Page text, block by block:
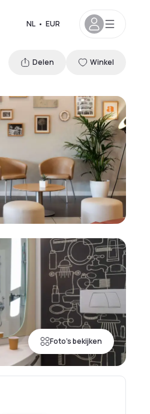
NL • EUR
Foto's bekijken
Delen Winkel